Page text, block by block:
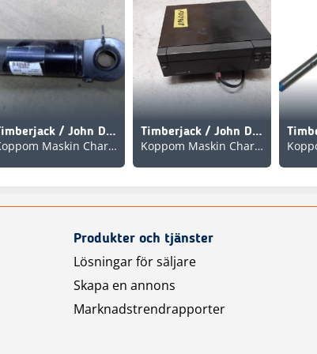
Timberjack / John Deere F015291 Grindcylinder 1210, 1210B
Koppom Maskin Charlottenberg
Timberjack / John Deere F012968 EPU 40 Skrivare 870B, 1270
Koppom Maskin Charlottenberg
Produkter och tjänster
Lösningar för säljare
Skapa en annons
Marknadstrendrapporter